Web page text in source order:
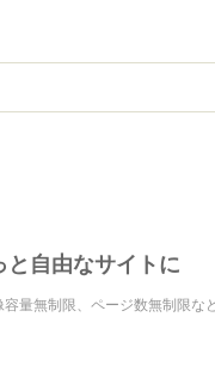
と自由なサイトに
量無制限、ページ数無制限な